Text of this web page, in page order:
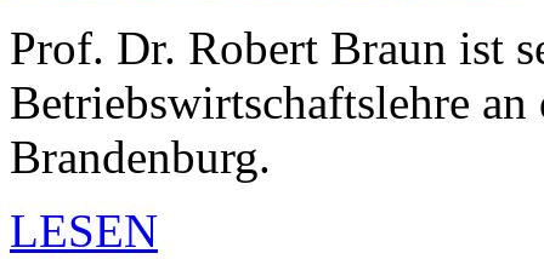
Prof. Dr. Robert Braun ist
Betriebswirtschaftslehre
Brandenburg.
LESEN